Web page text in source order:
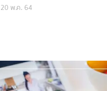
20 พ.ค. 64